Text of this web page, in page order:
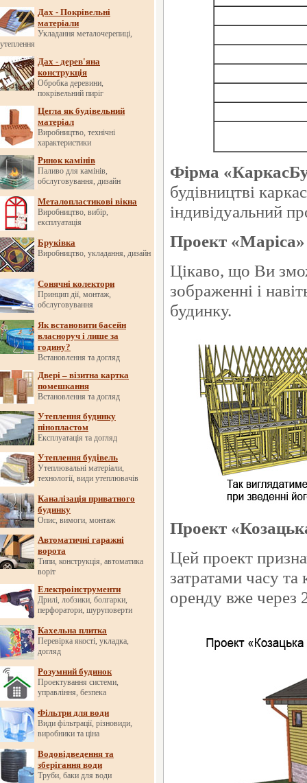
Дах - Покрівельні
матеріали
Укладання металочерепиці,
утеплення
Дах - дерев'яна
конструкція
Обробка деревини,
покрівельний пиріг
Цегла як будівельний
матеріал
Виробництво, технічні
характеристики
Ринок камінів
Паливо для камінів,
обслуговування, дизайн
Металопластикові вікна
Виробництво, вибір,
експлуатація
Бруківка
Виробництво, укладання, дизайн
Сонячні колектори
Принцип дії, монтаж,
обслуговування
Як встановити басейн
власноруч і лише за
годину?
Встановлення та догляд
Двері – візитна картка
помешкання
Встановлення та догляд
Утеплення будинку
пінопластом
Експлуатація та догляд
Утеплення будівель
Утеплювальні матеріали,
технології, види утеплювачів
Каналізація приватного
будинку
Опис, вимоги, монтаж
Автоматичні гаражні
ворота
Типи, конструкція, автоматика
воріт
Електроінструменти
Дрилі, лобзики, болгарки,
перфоратори, шуруповерти
Кахельна плитка
Перевірка якості, укладка,
догляд
Розумний будинок
Проектування системи,
управління, безпека
Фільтри для води
Види фільтрації, різновиди,
виробники та ціна
Водовідведення та
зберігання води
Труби, баки для води
Фірма
будівництві
індивідуальний
Проект «Маріса»
Цікаво, що Ви
зображенні і
будинку.
Проект
Цей проект
затратами часу
оренду вже через